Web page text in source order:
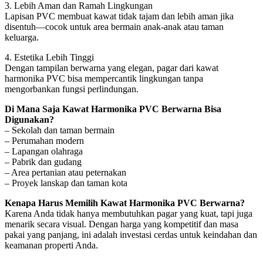
3. Lebih Aman dan Ramah Lingkungan
Lapisan PVC membuat kawat tidak tajam dan lebih aman jika
disentuh—cocok untuk area bermain anak-anak atau taman
keluarga.
4. Estetika Lebih Tinggi
Dengan tampilan berwarna yang elegan, pagar dari kawat
harmonika PVC bisa mempercantik lingkungan tanpa
mengorbankan fungsi perlindungan.
Di Mana Saja Kawat Harmonika PVC Berwarna Bisa
Digunakan?
– Sekolah dan taman bermain
– Perumahan modern
– Lapangan olahraga
– Pabrik dan gudang
– Area pertanian atau peternakan
– Proyek lanskap dan taman kota
Kenapa Harus Memilih Kawat Harmonika PVC Berwarna?
Karena Anda tidak hanya membutuhkan pagar yang kuat, tapi juga
menarik secara visual. Dengan harga yang kompetitif dan masa
pakai yang panjang, ini adalah investasi cerdas untuk keindahan dan
keamanan properti Anda.